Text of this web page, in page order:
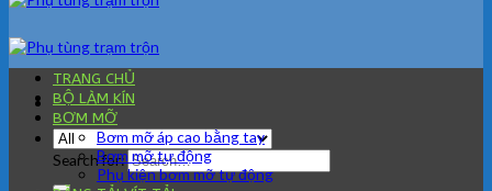
Search for:
TRANG CHỦ
BỘ LÀM KÍN
BƠM MỠ
Bơm mỡ áp cao bằng tay
Bơm mỡ tự động
Phụ kiện bơm mỡ tự động